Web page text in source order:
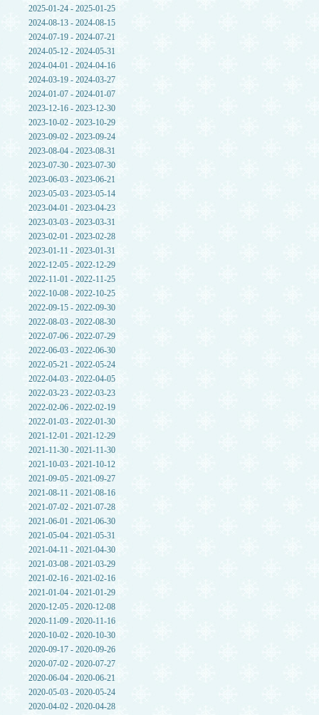
2025-01-24 - 2025-01-25
2024-08-13 - 2024-08-15
2024-07-19 - 2024-07-21
2024-05-12 - 2024-05-31
2024-04-01 - 2024-04-16
2024-03-19 - 2024-03-27
2024-01-07 - 2024-01-07
2023-12-16 - 2023-12-30
2023-10-02 - 2023-10-29
2023-09-02 - 2023-09-24
2023-08-04 - 2023-08-31
2023-07-30 - 2023-07-30
2023-06-03 - 2023-06-21
2023-05-03 - 2023-05-14
2023-04-01 - 2023-04-23
2023-03-03 - 2023-03-31
2023-02-01 - 2023-02-28
2023-01-11 - 2023-01-31
2022-12-05 - 2022-12-29
2022-11-01 - 2022-11-25
2022-10-08 - 2022-10-25
2022-09-15 - 2022-09-30
2022-08-03 - 2022-08-30
2022-07-06 - 2022-07-29
2022-06-03 - 2022-06-30
2022-05-21 - 2022-05-24
2022-04-03 - 2022-04-05
2022-03-23 - 2022-03-23
2022-02-06 - 2022-02-19
2022-01-03 - 2022-01-30
2021-12-01 - 2021-12-29
2021-11-30 - 2021-11-30
2021-10-03 - 2021-10-12
2021-09-05 - 2021-09-27
2021-08-11 - 2021-08-16
2021-07-02 - 2021-07-28
2021-06-01 - 2021-06-30
2021-05-04 - 2021-05-31
2021-04-11 - 2021-04-30
2021-03-08 - 2021-03-29
2021-02-16 - 2021-02-16
2021-01-04 - 2021-01-29
2020-12-05 - 2020-12-08
2020-11-09 - 2020-11-16
2020-10-02 - 2020-10-30
2020-09-17 - 2020-09-26
2020-07-02 - 2020-07-27
2020-06-04 - 2020-06-21
2020-05-03 - 2020-05-24
2020-04-02 - 2020-04-28